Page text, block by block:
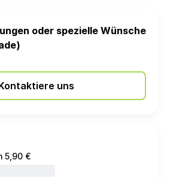
oder spezielle Wünsche
uns
5,90 €